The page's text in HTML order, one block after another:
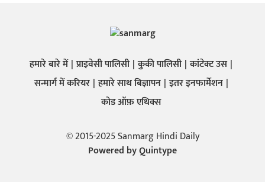
हमारे बारे में प्राइवेसी पालिसी कुकी पालिसी कांटेक्ट उस
सन्मार्ग में करियर हमारे साथ बिज्ञापन इतर इनफार्मेशन
कोड ऑफ़ एथिक्स
© 2015-2025 Sanmarg Hindi Daily
Powered byQuintype